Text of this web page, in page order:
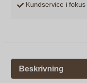
Kundservice i fokus
Beskrivning